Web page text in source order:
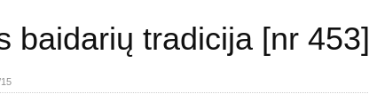
baidarių tradicija [nr 453]